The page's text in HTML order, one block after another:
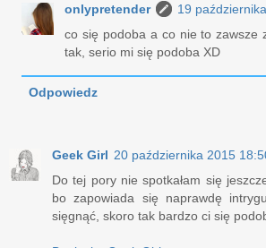
onlypretender
19
co się podoba a co nie to zawsze
tak, serio mi się podoba XD
Odpowiedz
Geek Girl 20 października 2015
Do tej pory nie spotkałam się
bo zapowiada się naprawdę
sięgnąć, skoro tak bardzo ci się